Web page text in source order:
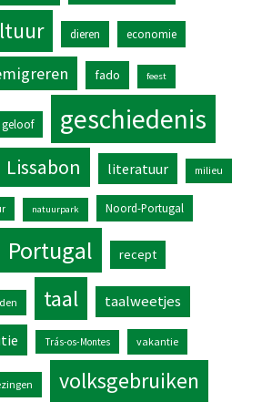
dieren economie
fado feest
geloof geschiedenis
Lissabon literatuur milieu
natuurpark Noord-Portugal
Portugal recept
taal taalweetjes
Trás-os-Montes vakantie
volksgebruiken